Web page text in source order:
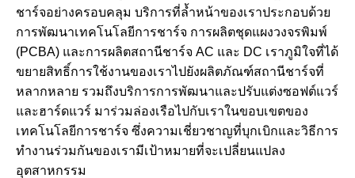
ชาร์จอย่างครอบคลุม บริการที่ล้ำหน้าของเราประกอบด้วย
การพัฒนาเทคโนโลยีการชาร์จ การผลิตชุดแผงวงจรพิมพ์
(PCBA) และการผลิตสถานีชาร์จ AC และ DC เราภูมิใจที่ได้
ขยายสิทธิ์การใช้งานของเราไปยังผลิตภัณฑ์สถานีชาร์จที่
หลากหลาย รวมถึงบริการการพัฒนาและปรับแต่งซอฟต์แวร์
และฮาร์ดแวร์ มาร่วมล่องเรือไปกับเราในขอบเขตของ
เทคโนโลยีการชาร์จ ซึ่งความเชี่ยวชาญที่บุกเบิกและวิธีการ
ทำงานร่วมกันของเรามีเป้าหมายที่จะเปลี่ยนแปลง
อุตสาหกรรม